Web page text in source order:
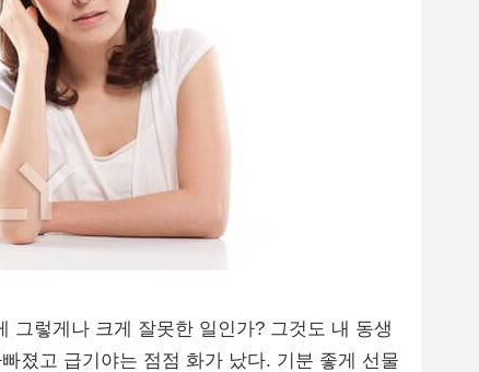
그렇게나 크게 잘못한 일인가? 그것도 내 동생
졌고 급기야는 점점 화가 났다. 기분 좋게 선물